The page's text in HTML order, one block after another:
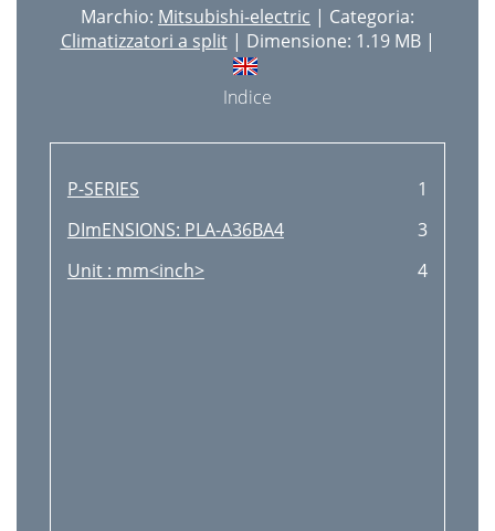
Marchio: Mitsubishi-electric | Categoria:
Climatizzatori a split| Dimensione: 1.19 MB |
Indice
P-SERIES
1
DImENSIONS: PLA-A36BA4
3
Unit : mm<inch>
4